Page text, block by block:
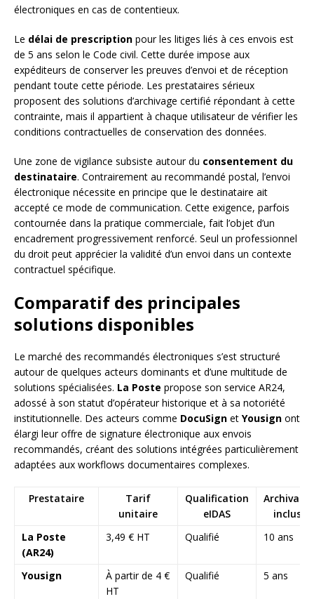
électroniques en cas de contentieux.
Le délai de prescription pour les litiges liés à ces envois est
de 5 ans selon le Code civil. Cette durée impose aux
expéditeurs de conserver les preuves d’envoi et de réception
pendant toute cette période. Les prestataires sérieux
proposent des solutions d’archivage certifié répondant à cette
contrainte, mais il appartient à chaque utilisateur de vérifier les
conditions contractuelles de conservation des données.
Une zone de vigilance subsiste autour du consentement du
destinataire. Contrairement au recommandé postal, l’envoi
électronique nécessite en principe que le destinataire ait
accepté ce mode de communication. Cette exigence, parfois
contournée dans la pratique commerciale, fait l’objet d’un
encadrement progressivement renforcé. Seul un professionnel
du droit peut apprécier la validité d’un envoi dans un contexte
contractuel spécifique.
Comparatif des principales
solutions disponibles
Le marché des recommandés électroniques s’est structuré
autour de quelques acteurs dominants et d’une multitude de
solutions spécialisées. La Poste propose son service AR24,
adossé à son statut d’opérateur historique et à sa notoriété
institutionnelle. Des acteurs comme DocuSign et Yousign ont
élargi leur offre de signature électronique aux envois
recommandés, créant des solutions intégrées particulièrement
adaptées aux workflows documentaires complexes.
Prestataire
Tarif
unitaire
Qualification
eIDAS
Archivage
inclus
La Poste
(AR24)
3,49 € HT Qualifié 10 ans
Yousign
À partir de 4 €
HT
Qualifié 5 ans